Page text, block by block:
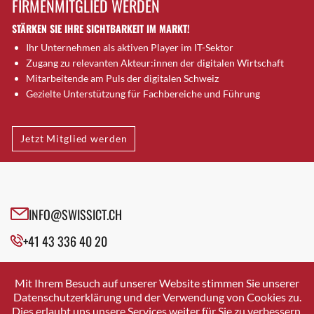
Brugg AG
Brütten
Bubendorf
Bubikon
Buchs (SG)
Bäretswil
Bülach
Cazis
Crissier
Davos Platz
Dierikon
Dietikon
FIRMENMITGLIED WERDEN
STÄRKEN SIE IHRE SICHTBARKEIT IM MARKT!
Ihr Unternehmen als aktiven Player im IT-Sektor
Zugang zu relevanten Akteur:innen der digitalen Wirtschaft
Mitarbeitende am Puls der digitalen Schweiz
Gezielte Unterstützung für Fachbereiche und Führung
Jetzt Mitglied werden
INFO@SWISSICT.CH
+41 43 336 40 20
SWISSICT
VULKANSTRASSE 120
8048 ZURICH
Mit Ihrem Besuch auf unserer Website stimmen Sie unserer
Datenschutzerklärung und der Verwendung von Cookies zu.
Dies erlaubt uns unsere Services weiter für Sie zu verbessern.